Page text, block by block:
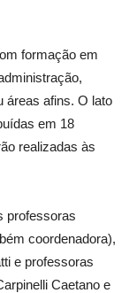
formação em
áreas afins. O lato
em 18
realizadas às
professoras
coordenadora),
e professoras
Caetano e